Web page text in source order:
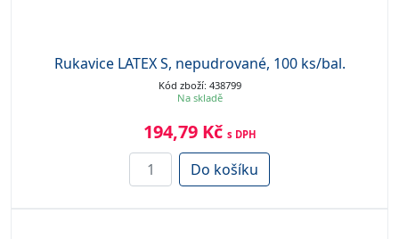
Rukavice LATEX S, nepudrované, 100 ks/bal.
Kód zboží: 438799
Na skladě
194,79 Kč s DPH
Do košíku